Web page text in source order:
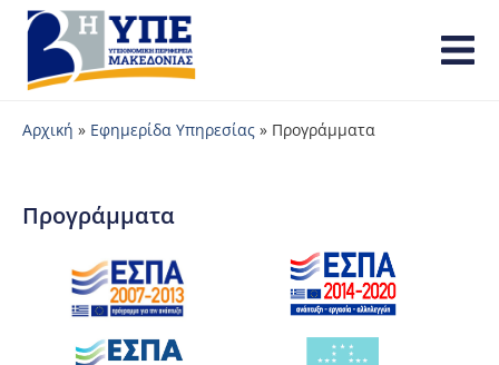
Αρχική » Εφημερίδα Υπηρεσίας » Προγράμματα
Προγράμματα